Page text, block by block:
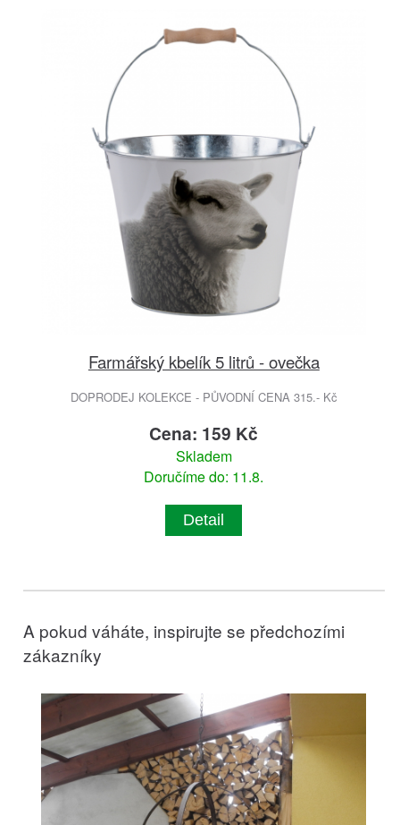
Farmářský kbelík 5 litrů - ovečka
DOPRODEJ KOLEKCE - PŮVODNÍ CENA 315.- Kč
Cena: 159 Kč
Skladem
Doručíme do: 11.8.
Detail
A pokud váháte, inspirujte se předchozími
zákazníky